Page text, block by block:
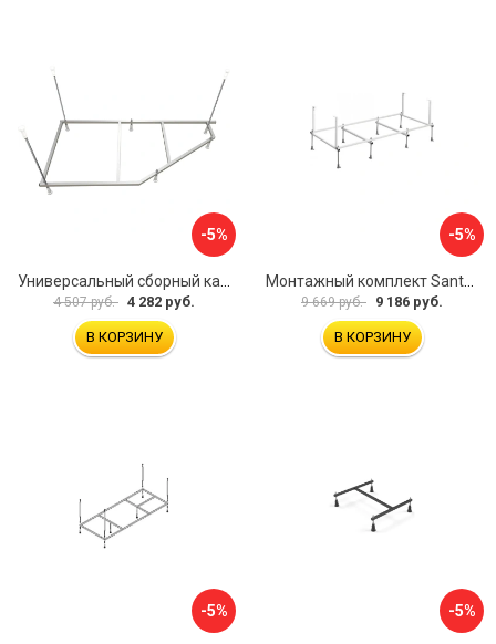
-5%
4 507 руб. 4 282 руб.
В КОРЗИНУ
-5%
9 669 руб. 9 186 руб.
В КОРЗИНУ
-5% -5%